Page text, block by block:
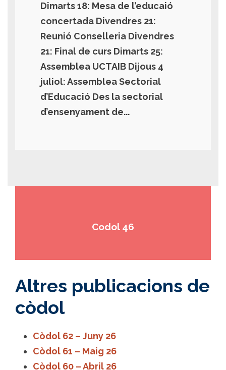
Dimarts 18: Mesa de l’educaió
concertada Divendres 21:
Reunió Conselleria Divendres
21: Final de curs Dimarts 25:
Assemblea UCTAIB Dijous 4
juliol: Assemblea Sectorial
d’Educació Des la sectorial
d’ensenyament de...
Codol 46
Altres publicacions de
còdol
Còdol 62 – Juny 26
Còdol 61 – Maig 26
Còdol 60 – Abril 26